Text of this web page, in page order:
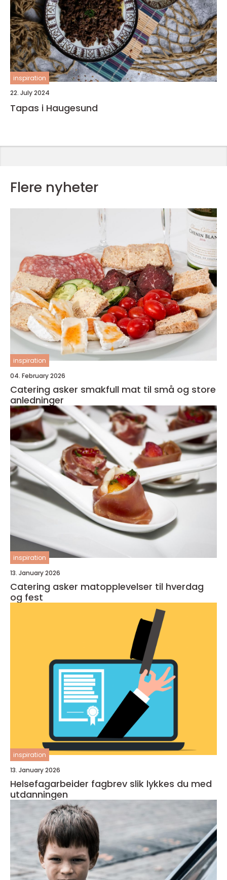
inspiration
22. July 2024
Tapas i Haugesund
Flere nyheter
inspiration
04. February 2026
Catering asker smakfull mat til små og store
anledninger
inspiration
13. January 2026
Catering asker matopplevelser til hverdag
og fest
inspiration
13. January 2026
Helsefagarbeider fagbrev slik lykkes du med
utdanningen